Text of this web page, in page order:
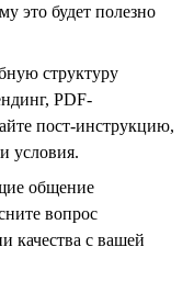
это будет полезно
структуру
PDF-
пост-инструкцию,
условия.
общение
вопрос
качества с вашей